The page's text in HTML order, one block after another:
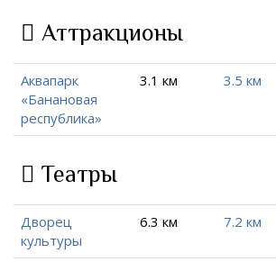
Аттракционы
Аквапарк
«Банановая
республика»
3.1 км 3.5 км
Театры
Дворец
культуры
6.3 км 7.2 км